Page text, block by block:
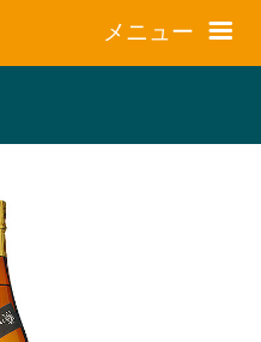
メニュー